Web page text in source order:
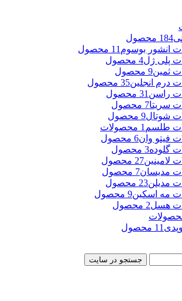
184 محصول
انشور بوسوم 11 محصول
پلی ژل4 محصول
ثمین9 محصول
درم انجلین35 محصول
راسن 31 محصول
سریتا7 محصول
شوتال9 محصول
طلسم 1 محصولات
فیتو وان6 محصول
گلوده3 محصول
لامینین27 محصول
مدیسان7 محصول
مدیلن23 محصول
مه اسکین9 محصول
هسل2 محصول
11 محصول
جستجو در سایت